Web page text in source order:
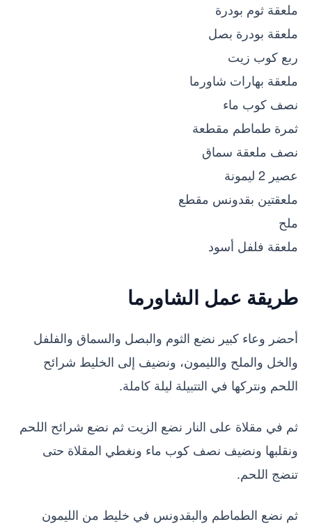
ملعقة ثوم بودرة
ملعقة بودرة بصل
ربع كوب زيت
ملعقة بهارات شاورما
نصف كوب ماء
ثمرة طماطم مقطعة
نصف ملعقة سماق
عصير 2 ليمونة
ملعقتين بقدونس مقطع
ملح
ملعقة فلفل أسود
طريقة عمل الشاورما
أحضر وعاء كبير نضع الثوم والبصل والسماق والفلفل
والخل والملح والليمون، ونضيف إلى الخليط شرائح
اللحم ونتركها في التتبيلة ليلة كاملة.
ثم في مقلاة على النار نضع الزيت ثم نضع شرائح اللحم
ونقلبها ونضيف نصف كوب ماء ونغطي المقلاة حتى
تنضج اللحم.
ثم نضع الطماطم والبقدونس في خليط من الليمون